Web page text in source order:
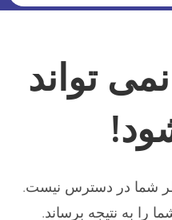
تواند
شما در دسترس نیست.
را به نتیجه برساند.